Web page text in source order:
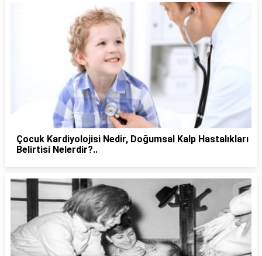
Çocuk Kardiyolojisi Nedir, Doğumsal Kalp Hastalıkları
Belirtisi Nelerdir?..